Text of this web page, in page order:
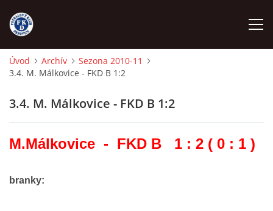
ÚVOD
NÁBOR
FKD A
FKD B
Úvod Archív
Sezona 2010-11
3.4. M. Málkovice - FKD B 1:2
3.4. M. Málkovice - FKD B 1:2
M.Málkovice - FKD B 1 : 2 ( 0 : 1 )
branky: